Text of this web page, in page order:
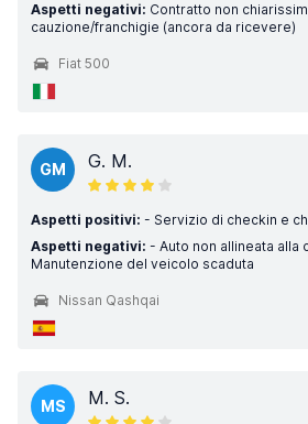
Aspetti negativi: Contratto non
cauzione/franchigie (ancora da ricevere)
Fiat 500
GM G. M.
Aspetti positivi: - Servizio di checkin e
Aspetti negativi: - Auto non allineata alla
Manutenzione del veicolo scaduta
Nissan Qashqai
MS M. S.